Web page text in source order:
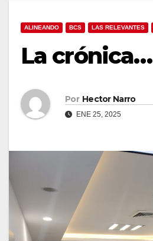
ALINEANDO BCS LAS RELEVANTES
La crónica…
Por Hector Narro
ENE 25, 2025